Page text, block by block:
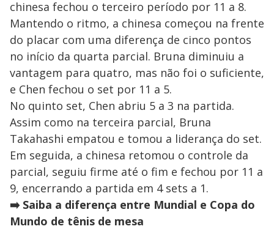
chinesa fechou o terceiro período por 11 a 8.
Mantendo o ritmo, a chinesa começou na frente
do placar com uma diferença de cinco pontos
no início da quarta parcial. Bruna diminuiu a
vantagem para quatro, mas não foi o suficiente,
e Chen fechou o set por 11 a 5.
No quinto set, Chen abriu 5 a 3 na partida.
Assim como na terceira parcial, Bruna
Takahashi empatou e tomou a liderança do set.
Em seguida, a chinesa retomou o controle da
parcial, seguiu firme até o fim e fechou por 11 a
9, encerrando a partida em 4 sets a 1.
➡️ Saiba a diferença entre Mundial e Copa do
Mundo de tênis de mesa